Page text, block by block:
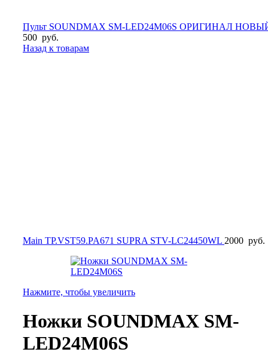
Пульт SOUNDMAX SM-LED24M06S ОРИГИНАЛ
500 руб.
Назад к товарам
Main TP.VST59.PA671 SUPRA STV-LC24450WL 2000 руб.
Нажмите, чтобы увеличить
Ножки SOUNDMAX SM-
LED24M06S